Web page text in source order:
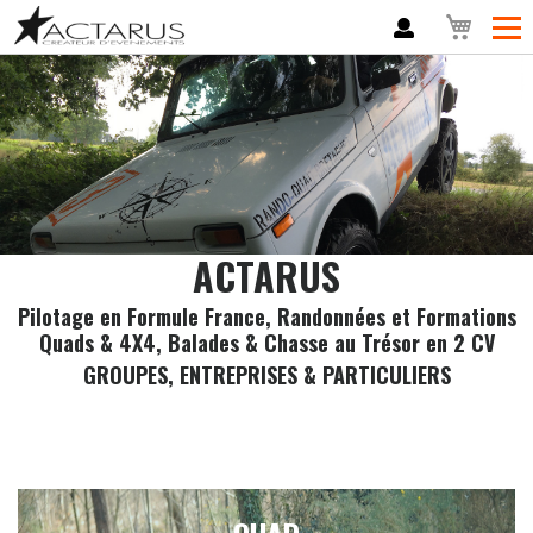
Mon panier
ACTARUS
Pilotage en Formule France, Randonnées et Formations
Quads & 4X4, Balades & Chasse au Trésor en 2 CV
GROUPES, ENTREPRISES & PARTICULIERS